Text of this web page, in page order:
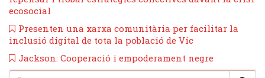
ecosocial
Presenten una xarxa comunitària per facilitar la
inclusió digital de tota la població de Vic
Jackson: Cooperació i empoderament negre